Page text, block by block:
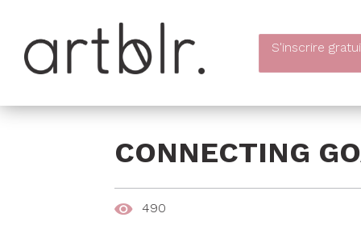
S'inscrire
CONNECTING
490